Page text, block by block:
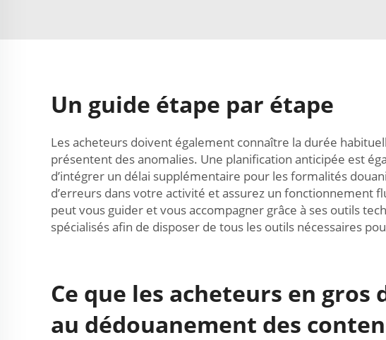
Un guide étape par étape
Les acheteurs doivent également connaître la durée
présentent des anomalies. Une planification anticipée est
d’intégrer un délai supplémentaire pour les formalités
d’erreurs dans votre activité et assurez un fonctionnement
peut vous guider et vous accompagner grâce à ses outils
spécialisés afin de disposer de tous les outils nécessaires
Ce que les acheteurs en
au dédouanement des